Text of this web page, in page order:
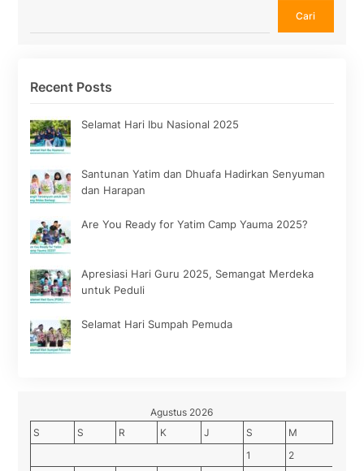
Cari
Recent Posts
Selamat Hari Ibu Nasional 2025
Santunan Yatim dan Dhuafa Hadirkan Senyuman
dan Harapan
Are You Ready for Yatim Camp Yauma 2025?
Apresiasi Hari Guru 2025, Semangat Merdeka
untuk Peduli
Selamat Hari Sumpah Pemuda
Agustus 2026
S
S R K J S
M
1
2